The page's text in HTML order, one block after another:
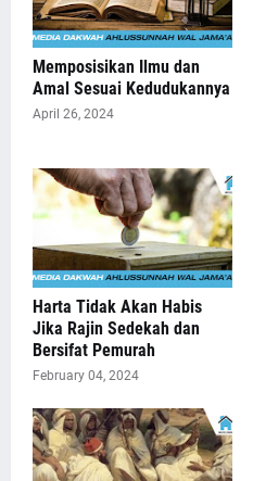
Memposisikan Ilmu dan
Amal Sesuai Kedudukannya
April 26, 2024
Harta Tidak Akan Habis
Jika Rajin Sedekah dan
Bersifat Pemurah
February 04, 2024